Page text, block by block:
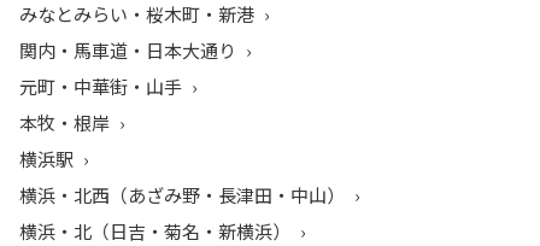
みなとみらい・桜木町・新港
関内・馬車道・日本大通り
元町・中華街・山手
本牧・根岸
横浜駅
横浜・北西（あざみ野・長津田・中山）
横浜・北（日吉・菊名・新横浜）